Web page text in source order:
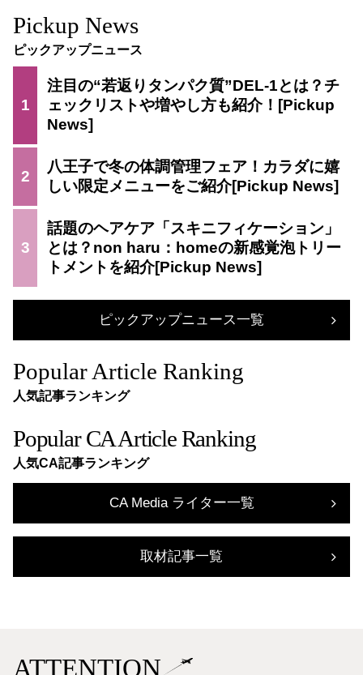
Pickup News
ピックアップニュース
1
注目の“若返りタンパク質”DEL-1とは？チ
ェックリストや増やし方も紹介！
2
八王子で冬の体調管理フェア！カラダに嬉
しい限定メニューをご紹介
3
話題のヘアケア「スキニフィケーション」
とは？non haru：homeの新感覚泡トリー
トメントを紹介
ピックアップニュース一覧
Popular Article Ranking
人気記事ランキング
Popular CA Article Ranking
人気CA記事ランキング
CA Media ライター一覧
取材記事一覧
ATTENTION